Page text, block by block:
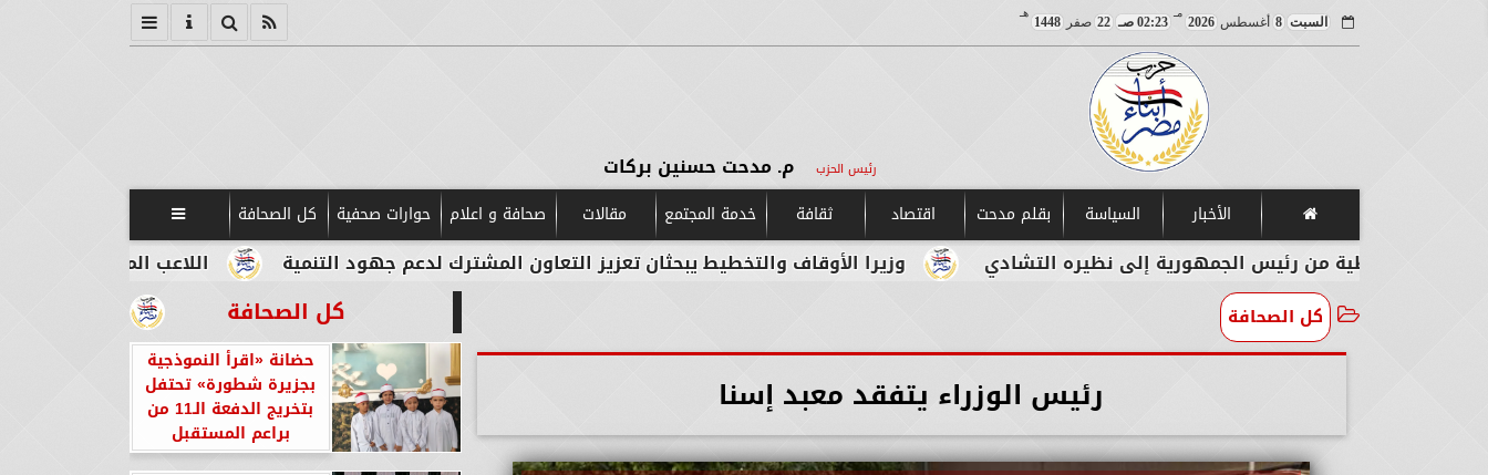
السبت 8 أغسطس2026
مـ
02:23 صـ 22 صفر1448
هـ
رئيس الحزب م. مدحت حسنين بركات
الأخبار السياسة بقلم مدحت اقتصاد ثقافة خدمة المجتمع مقالات صحافة و اعلام حوارات صحفية كل الصحافة 
اللاعب المصري الإيطالي طه أبو وزيرا الأوقاف والتخطيط يبحثان تعزيز التعاون المشترك لدعم جهود التنمية من رئيس الجمهورية إلى نظيره التشادي
كل الصحافة
رئيس الوزراء يتفقد معبد إسنا
كل الصحافة
حضانة «اقرأ النموذجية
بجزيرة شطورة» تحتفل
بتخريج الدفعة الـ11 من
براعم المستقبل